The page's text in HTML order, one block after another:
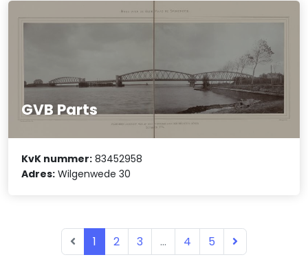
GVB Parts
KvK nummer: 83452958
Adres: Wilgenwede 30
1 2 3 ... 4 5